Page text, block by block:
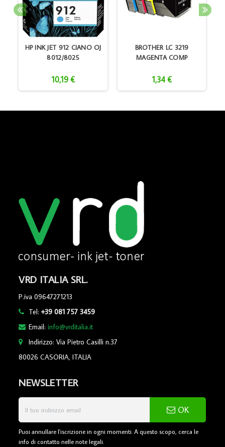
HP INK JET 912 CIANO OJ
8012/8025
10,19 €
BROTHER LC 3219
MAGENTA COMP
1,34 €
VRD ITALIA SRL.
P.iva 09647271213
Tel:+39 081 757 3459
Email:info@vrditalia.it
Indirizzo: Via Pietro Casilli n.37
80026 CASORIA, ITALIA
NEWSLETTER
OK
Puoi annullare l'iscrizione in ogni momenti. A questo scopo, cerca le
info di contatto nelle note legali.